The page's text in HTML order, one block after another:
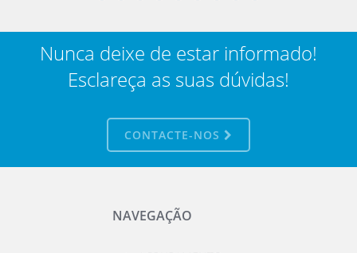
Nunca deixe de estar informado!
Esclareça as suas dúvidas!
CONTACTE-NOS
NAVEGAÇÃO